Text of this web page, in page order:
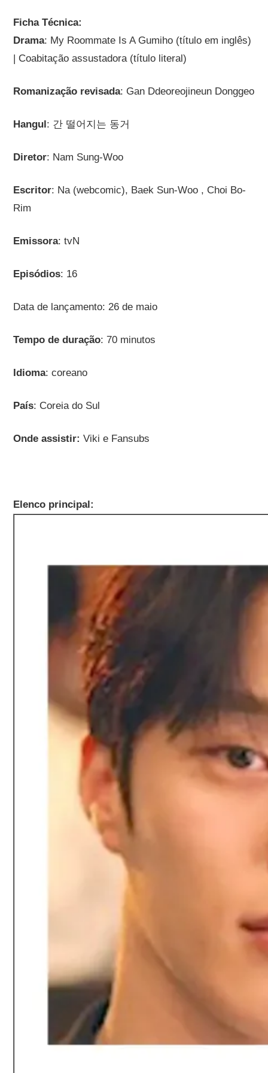
Ficha Técnica:
Drama: My Roommate Is A Gumiho (título em inglês)
| Coabitação assustadora (título literal)
Romanização revisada: Gan Ddeoreojineun Donggeo
Hangul : 간 떨어지는 동거
Diretor: Nam Sung-Woo
Escritor: Na (webcomic), Baek Sun-Woo , Choi Bo-
Rim
Emissora: tvN
Episódios: 16
Data de lançamento: 26 de maio
Tempo de duração: 70 minutos
Idioma: coreano
País: Coreia do Sul
Onde assistir:Viki e Fansubs
Elenco principal: